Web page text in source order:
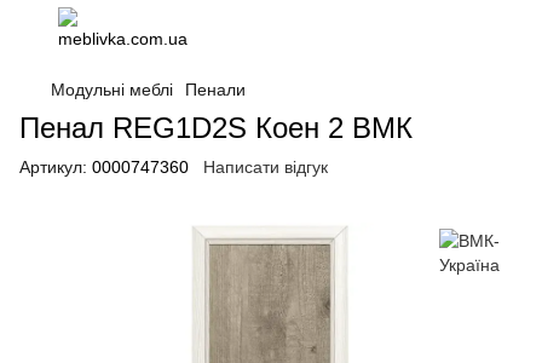
Модульні меблі Пенали
Пенал REG1D2S Коен 2 ВМК
Артикул: 0000747360 Написати відгук